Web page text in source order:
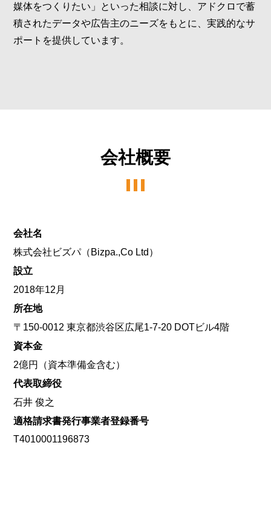
媒体をつくりたい」といった相談に対し、アドクロで蓄
積されたデータや広告主のニーズをもとに、実践的なサ
ポートを提供しています。
会社概要
会社名
株式会社ビズパ（Bizpa.,Co Ltd）
設立
2018年12月
所在地
〒150-0012 東京都渋谷区広尾1-7-20 DOTビル4階
資本金
2億円（資本準備金含む）
代表取締役
石井 俊之
適格請求書発行事業者登録番号
T4010001196873